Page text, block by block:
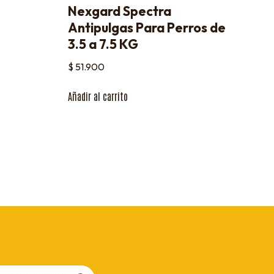
Nexgard Spectra
Antipulgas Para Perros de
3.5 a 7.5 KG
$ 51.900
Añadir al carrito